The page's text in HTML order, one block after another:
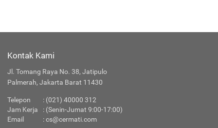
Kontak Kami
Jl. Tomang Raya No. 38, Jatipulo
Palmerah, Jakarta Barat 11430
Telepon : (021) 40000 312
Jam Kerja
: (Senin-Jumat 9:00-17:00)
Email
:cs@cermati.com